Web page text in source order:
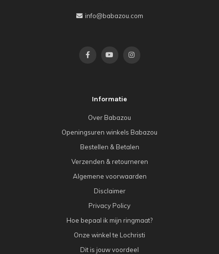
info@babazou.com
Informatie
Over Babazou
Openingsuren winkels Babazou
Bestellen & Betalen
Verzenden & retourneren
Algemene voorwaarden
Disclaimer
Privacy Policy
Hoe bepaal ik mijn ringmaat?
Onze winkel te Lochristi
Dit is jouw voordeel